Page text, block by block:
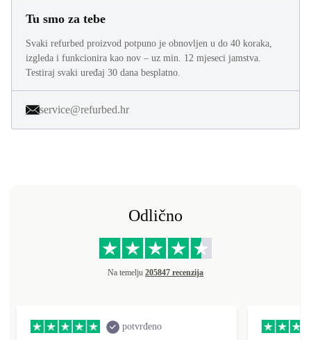
Tu smo za tebe
Svaki refurbed proizvod potpuno je obnovljen u do 40 koraka,
izgleda i funkcionira kao nov – uz min. 12 mjeseci jamstva.
Testiraj svaki uređaj 30 dana besplatno.
service@refurbed.hr
Odlično
Na temelju 205847 recenzija
potvrđeno